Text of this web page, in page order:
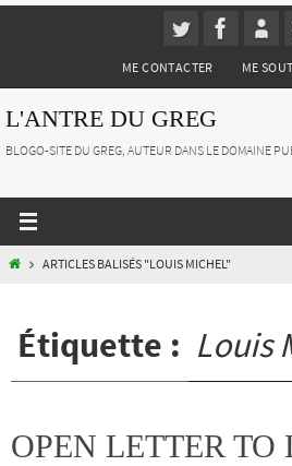
ME CONTACTER ME
L'ANTRE DU GREG
BLOGO-SITE DU GREG, AUTEUR DANS LE DOMAINE
HOMEARTICLES BALISÉS "LOUIS MICHEL"
Étiquette : Louis
OPEN LETTER TO